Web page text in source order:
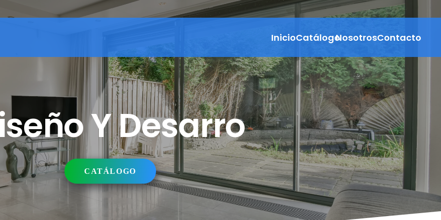
InicioCatálogoNosotrosContacto
Y Desarroll
CATÁLOGO